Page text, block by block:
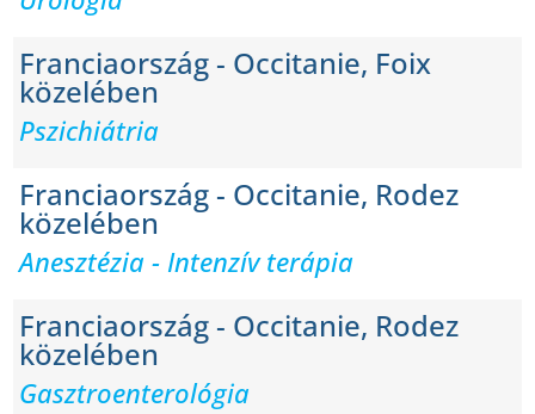
Franciaország - Occitanie, Foix
közelében
Pszichiátria
Franciaország - Occitanie, Rodez
közelében
Anesztézia - Intenzív terápia
Franciaország - Occitanie, Rodez
közelében
Gasztroenterológia